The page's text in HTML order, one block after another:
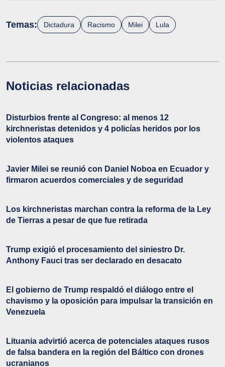
Temas: Dictadura Racismo Milei Lula
Noticias relacionadas
Disturbios frente al Congreso: al menos 12
kirchneristas detenidos y 4 policías heridos por los
violentos ataques
Javier Milei se reunió con Daniel Noboa en Ecuador y
firmaron acuerdos comerciales y de seguridad
Los kirchneristas marchan contra la reforma de la Ley
de Tierras a pesar de que fue retirada
Trump exigió el procesamiento del siniestro Dr.
Anthony Fauci tras ser declarado en desacato
El gobierno de Trump respaldó el diálogo entre el
chavismo y la oposición para impulsar la transición en
Venezuela
Lituania advirtió acerca de potenciales ataques rusos
de falsa bandera en la región del Báltico con drones
ucranianos